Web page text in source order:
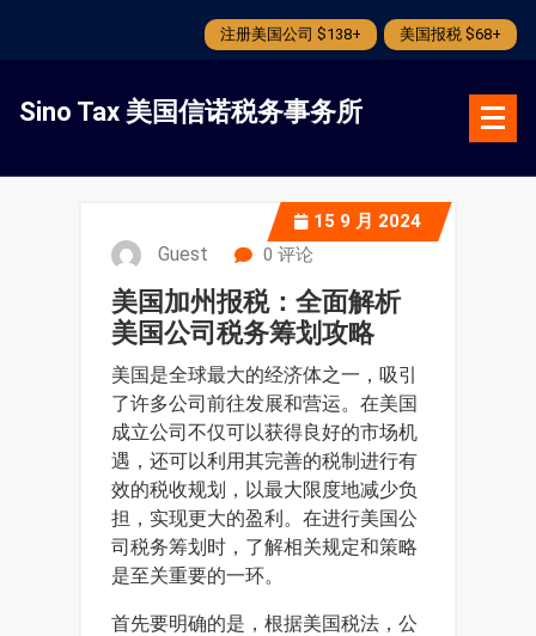
注册美国公司 $138+ 美国报税 $68+
Sino Tax 美国信诺税务事务所
15 9 月 2024
Guest 0 评论
美国加州报税：全面解析
美国公司税务筹划攻略
美国是全球最大的经济体之一，吸引
了许多公司前往发展和营运。在美国
成立公司不仅可以获得良好的市场机
遇，还可以利用其完善的税制进行有
效的税收规划，以最大限度地减少负
担，实现更大的盈利。在进行美国公
司税务筹划时，了解相关规定和策略
是至关重要的一环。
首先要明确的是，根据美国税法，公